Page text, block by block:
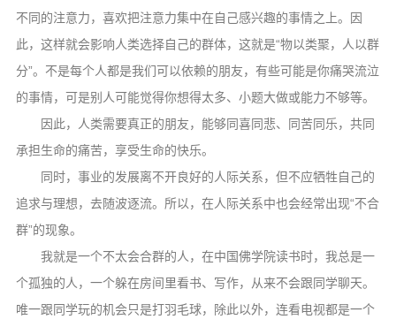
皈依斋戒
义工家园
观世音热线
菩提静修营
观自在禅修营
教理研究
信息公告
不同的注意力，喜欢把注意力集中在自己感兴趣的事情之上。因
此，这样就会影响人类选择自己的群体，这就是“物以类聚，人以群
分”。不是每个人都是我们可以依赖的朋友，有些可能是你痛哭流泣
的事情，可是别人可能觉得你想得太多、小题大做或能力不够等。
因此，人类需要真正的朋友，能够同喜同悲、同苦同乐，共同
承担生命的痛苦，享受生命的快乐。
同时，事业的发展离不开良好的人际关系，但不应牺牲自己的
追求与理想，去随波逐流。所以，在人际关系中也会经常出现“不合
群”的现象。
我就是一个不太会合群的人，在中国佛学院读书时，我总是一
个孤独的人，一个躲在房间里看书、写作，从来不会跟同学聊天。
唯一跟同学玩的机会只是打羽毛球，除此以外，连看电视都是一个